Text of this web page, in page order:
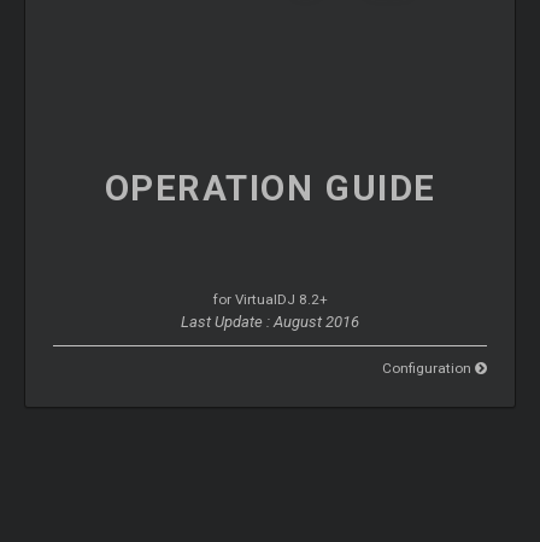
OPERATION GUIDE
for VirtualDJ 8.2+
Last Update : August 2016
Configuration